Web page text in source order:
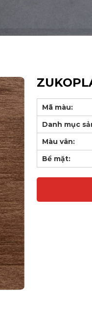
Mã màu:
Danh mục
Màu vân:
Bề mặt: